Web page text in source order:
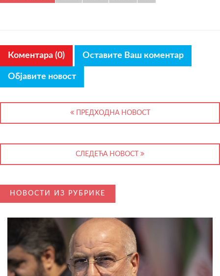
Коментара (0) Оставите Ваш коментар
Објавите новост
ПРЕДХОДНА НОВОСТ
СЛЕДЕЋА НОВОСТ
НОВОСТИ ИЗ РУБРИКЕ